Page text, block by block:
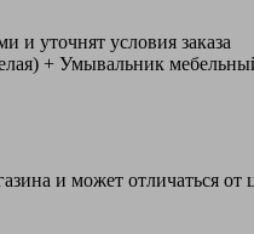
и уточнят условия заказа
+ Умывальник
и может отличаться